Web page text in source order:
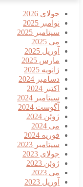
جولای 2026
نوامبر 2025
سپتامبر 2025
می 2025
آوریل 2025
مارس 2025
ژانویه 2025
دسامبر 2024
اکتبر 2024
سپتامبر 2024
آگوست 2024
ژوئن 2024
می 2024
فوریه 2024
سپتامبر 2023
جولای 2023
ژوئن 2023
می 2023
آوریل 2023